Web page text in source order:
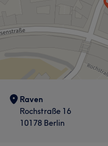
Raven
Rochstraße 16
10178 Berlin